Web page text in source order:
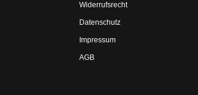
Widerrufsrecht
Datenschutz
Impressum
AGB